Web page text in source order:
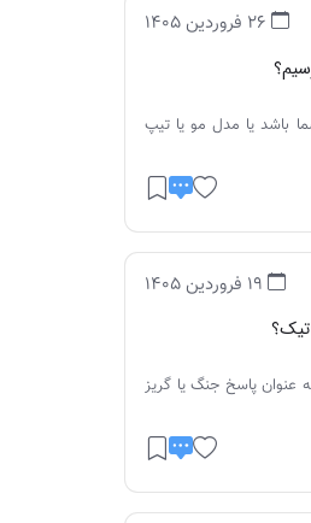
26 فروردین 1405
باشد یا مدل مو یا تیپ
19 فروردین 1405
پاسخ جنگ یا گریز